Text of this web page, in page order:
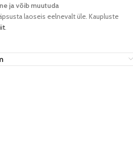
ja võib muutuda​
laoseis eelnevalt üle. Kaupluste
.